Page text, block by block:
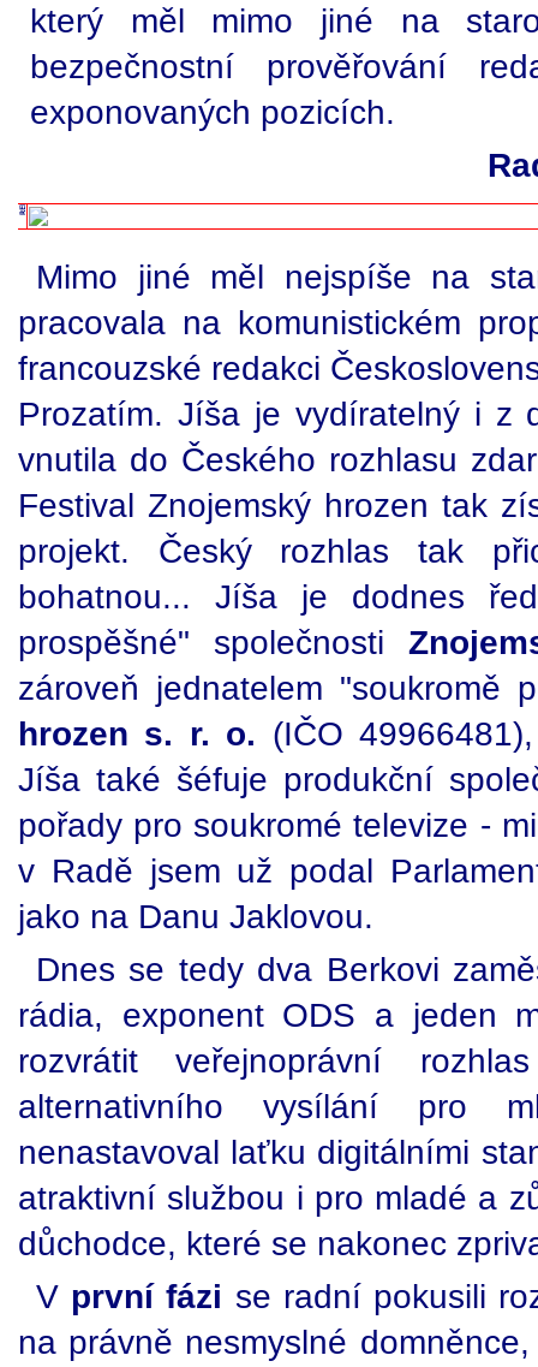
který měl mimo jiné na
bezpečnostní prověřování
exponovaných pozicích.
Mimo jiné měl nejspíše na
pracovala na komunistickém
francouzské redakci
Prozatím. Jíša je vydíratelný i z
vnutila do Českého rozhlasu
Festival Znojemský hrozen tak
projekt. Český rozhlas tak
bohatnou... Jíša je dodnes
prospěšné" společnosti
zároveň jednatelem "soukromě
hrozen s. r. o. (IČO
Jíša také šéfuje produkční
pořady pro soukromé televize -
v Radě jsem už podal
jako na Danu Jaklovou.
Dnes se tedy dva Berkovi
rádia, exponent ODS a jeden
rozvrátit veřejnoprávní
alternativního vysílání pro
nenastavoval laťku digitálními
atraktivní službou i pro mladé a
důchodce, které se nakonec
V první fázi se radní pokusili
na právně nesmyslné